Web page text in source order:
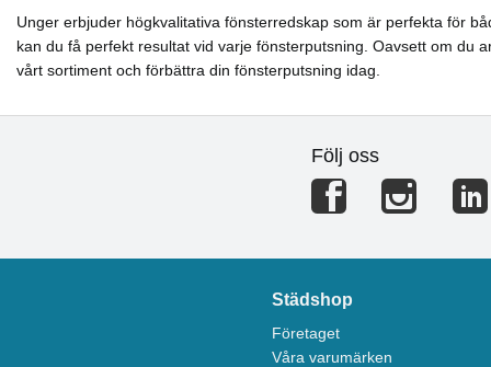
Unger erbjuder högkvalitativa fönsterredskap som är perfekta för
kan du få perfekt resultat vid varje fönsterputsning. Oavsett om du
vårt sortiment och förbättra din fönsterputsning idag.
Följ oss
Städshop
Företaget
Våra varumärken